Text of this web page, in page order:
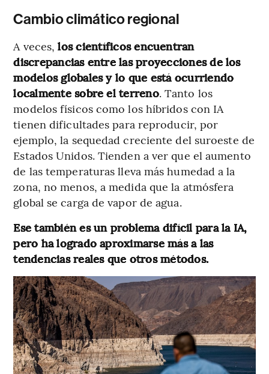
Cambio climático regional
A veces, los científicos encuentran
discrepancias entre las proyecciones de los
modelos globales y lo que está ocurriendo
localmente sobre el terreno. Tanto los
modelos físicos como los híbridos con IA
tienen dificultades para reproducir, por
ejemplo, la sequedad creciente del suroeste de
Estados Unidos. Tienden a ver que el aumento
de las temperaturas lleva más humedad a la
zona, no menos, a medida que la atmósfera
global se carga de vapor de agua.
Ese también es un problema difícil para la IA,
pero ha logrado aproximarse más a las
tendencias reales que otros métodos.